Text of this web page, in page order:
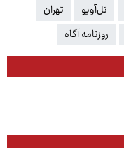
تل‌آویو
تهران
روزنامه آگاه